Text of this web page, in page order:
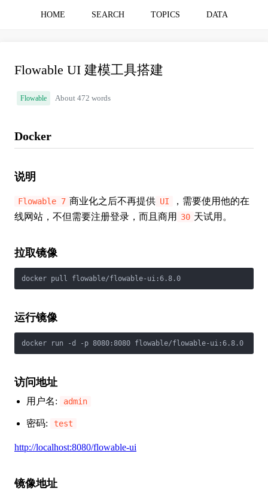
HOME SEARCH TOPICS DATA
Flowable UI 建模工具搭建
Flowable About 472 words
Docker
说明
Flowable 7 商业化之后不再提供 UI
，需要使用他的在
线网站，不但需要注册登录，而且商用
30 天试用。
拉取镜像
docker pull flowable/flowable-ui:6.8.0
运行镜像
docker run -d -p 8080:8080 flowable/flowable-ui:6.8.0
访问地址
用户名: admin
密码: test
http://localhost:8080/flowable-ui
镜像地址